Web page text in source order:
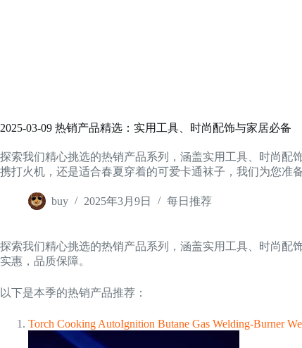
2025-03-09 热销产品精选：实用工具、时尚配饰与家居必备
探索我们精心挑选的热销产品系列，涵盖实用工具、时尚配
携打火机，还是适合春夏穿着的可爱卡通袜子，我们为您准
buy 2025年3月9日 每日推荐
探索我们精心挑选的热销产品系列，涵盖实用工具、时尚配
实惠，品质保障。
以下是本季的热销产品推荐：
Torch Cooking AutoIgnition Butane Gas Welding-Burner